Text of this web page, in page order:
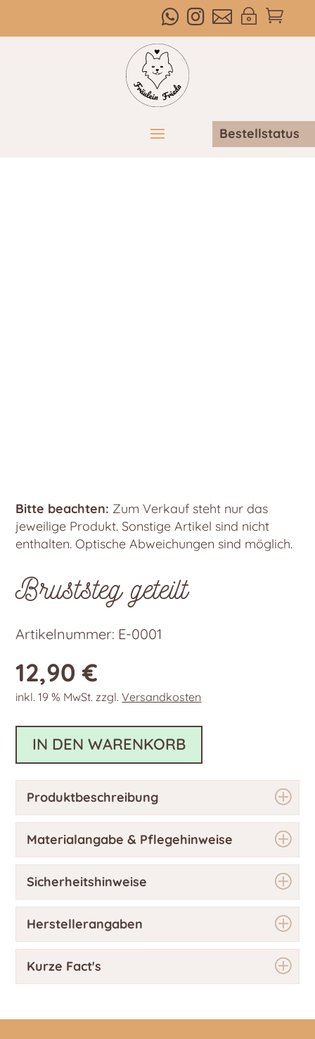

~



Bestellstatus
Bitte beachten: Zum Verkauf steht nur das
jeweilige Produkt. Sonstige Artikel sind nicht
enthalten. Optische Abweichungen sind möglich.
Bruststeg geteilt
Artikelnummer: E-0001
12,90€
inkl. 19 % MwSt. zzgl.Versandkosten
IN DEN WARENKORB
Produktbeschreibung
Materialangabe & Pflegehinweise
Sicherheitshinweise
Herstellerangaben
Kurze Fact's